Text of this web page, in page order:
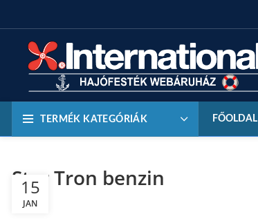
TERMÉK KATEGÓRIÁK FŐOLDAL
Star Tron benzin
15
JAN